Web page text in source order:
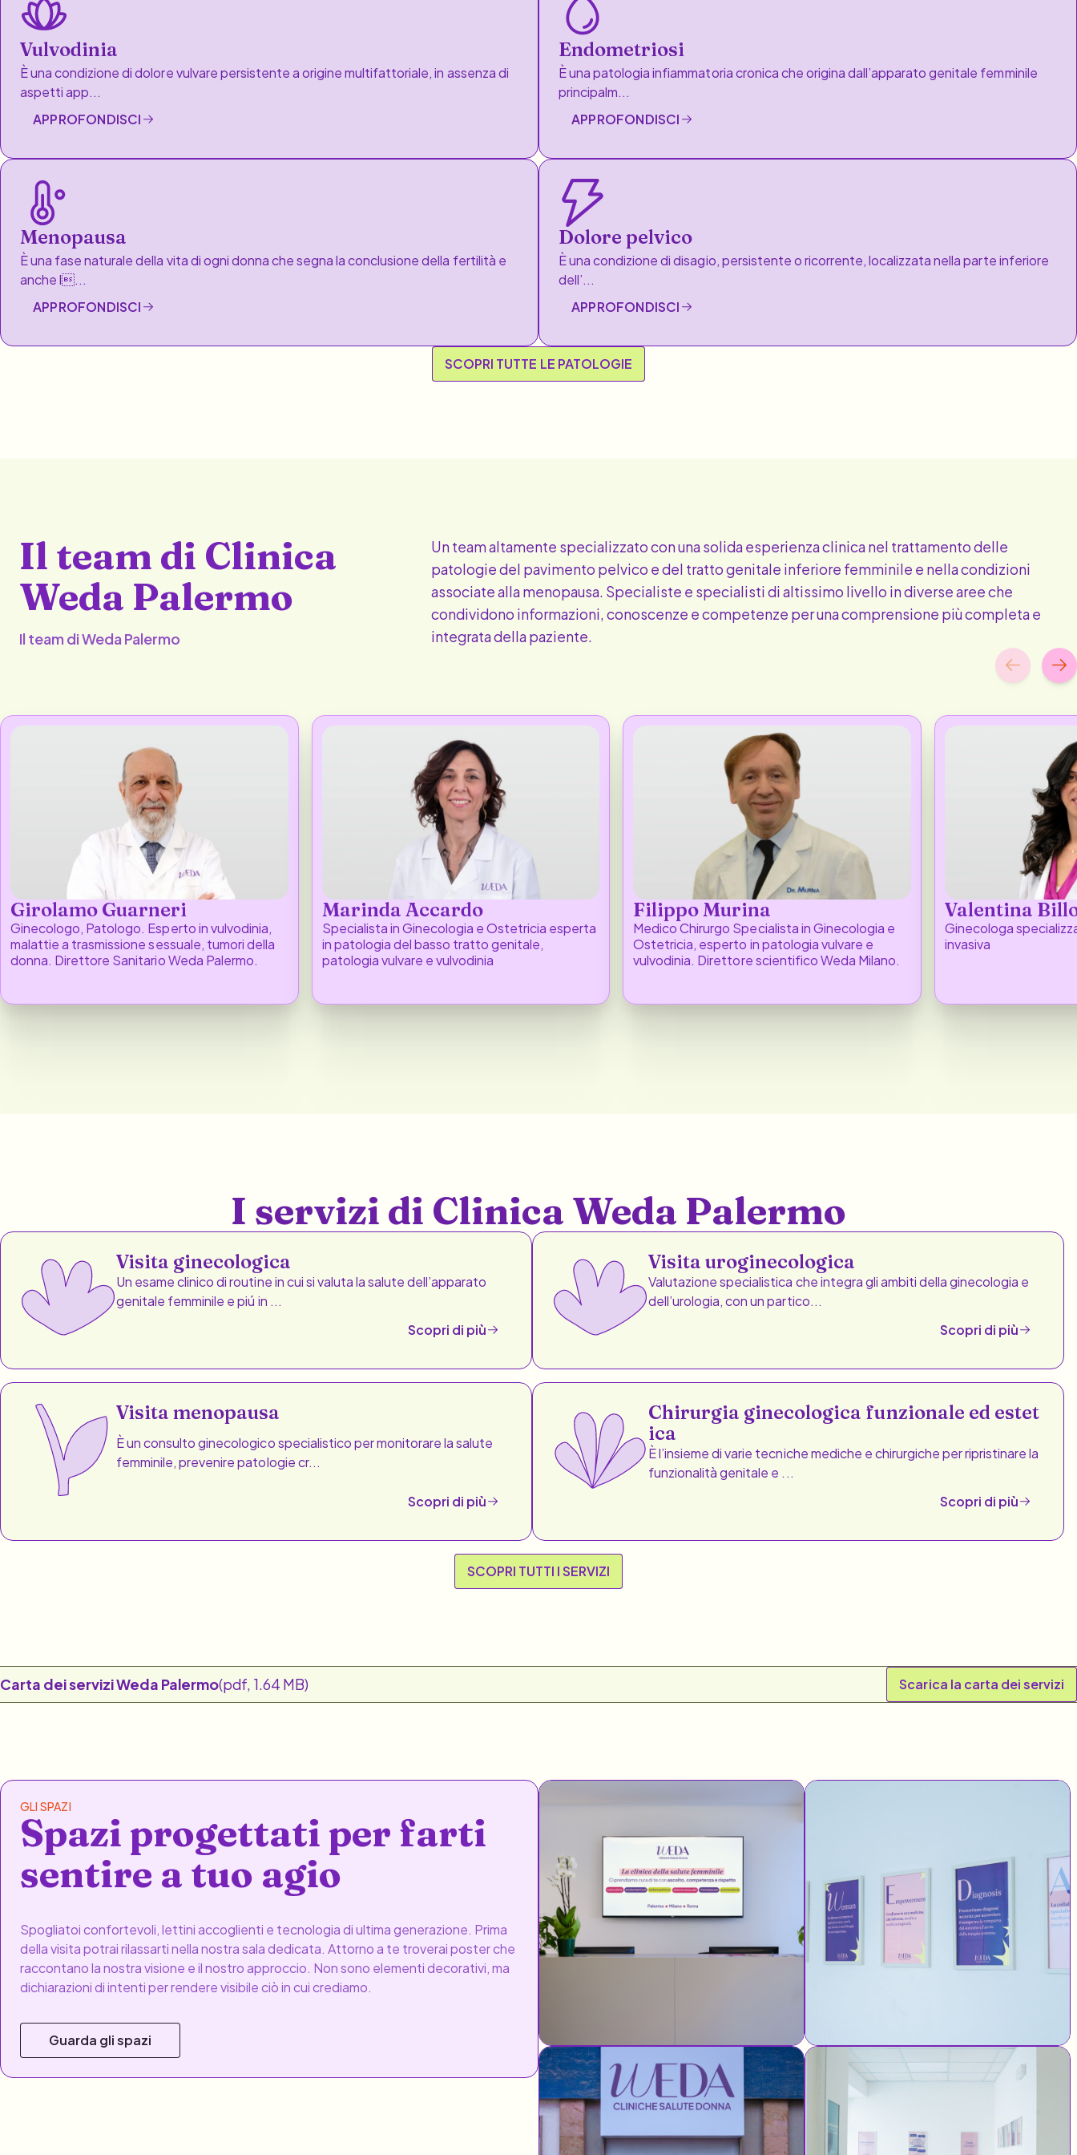
Vulvodinia
È una condizione di dolore vulvare persistente a origine multifattoriale, in assenza di
aspetti app...
APPROFONDISCI
Endometriosi
È una patologia infiammatoria cronica che origina dall’apparato genitale femminile
principalm...
APPROFONDISCI
Menopausa
È una fase naturale della vita di ogni donna che segna la conclusione della fertilità e
anche l...
APPROFONDISCI
Dolore pelvico
È una condizione di disagio, persistente o ricorrente, localizzata nella parte inferiore
dell’...
APPROFONDISCI
SCOPRI TUTTE LE PATOLOGIE
Il team di Clinica
Weda Palermo
Il team di Weda Palermo
Un team altamente specializzato con una solida esperienza clinica nel trattamento delle
patologie del pavimento pelvico e del tratto genitale inferiore femminile e nella condizioni
associate alla menopausa. Specialiste e specialisti di altissimo livello in diverse aree che
condividono informazioni, conoscenze e competenze per una comprensione più completa e
integrata della paziente.
Girolamo Guarneri
Ginecologo, Patologo. Esperto in vulvodinia,
malattie a trasmissione sessuale, tumori della
donna. Direttore Sanitario Weda Palermo.
Marinda Accardo
Specialista in Ginecologia e Ostetricia esperta
in patologia del basso tratto genitale,
patologia vulvare e vulvodinia
Filippo Murina
Medico Chirurgo Specialista in Ginecologia e
Ostetricia, esperto in patologia vulvare e
vulvodinia. Direttore scientifico Weda Milano.
Valentina
Ginecologa
invasiva
I servizi di Clinica Weda Palermo
Visita ginecologica
Un esame clinico di routine in cui si valuta la salute dell’apparato
genitale femminile e piú in ...
Scopri di più
Visita uroginecologica
Valutazione specialistica che integra gli ambiti della ginecologia e
dell’urologia, con un partico...
Scopri di più
Visita menopausa
È un consulto ginecologico specialistico per monitorare la salute
femminile, prevenire patologie cr...
Scopri di più
Chirurgia ginecologica funzionale ed estet
ica
È l’insieme di varie tecniche mediche e chirurgiche per ripristinare la
funzionalità genitale e ...
Scopri di più
SCOPRI TUTTI I SERVIZI
Carta dei servizi Weda Palermo(pdf, 1.64 MB) Scarica la carta dei servizi
GLI SPAZI
Spazi progettati per farti
sentire a tuo agio
Spogliatoi confortevoli, lettini accoglienti e tecnologia di ultima generazione. Prima
della visita potrai rilassarti nella nostra sala dedicata. Attorno a te troverai poster che
raccontano la nostra visione e il nostro approccio. Non sono elementi decorativi, ma
dichiarazioni di intenti per rendere visibile ciò in cui crediamo.
Guarda gli spazi